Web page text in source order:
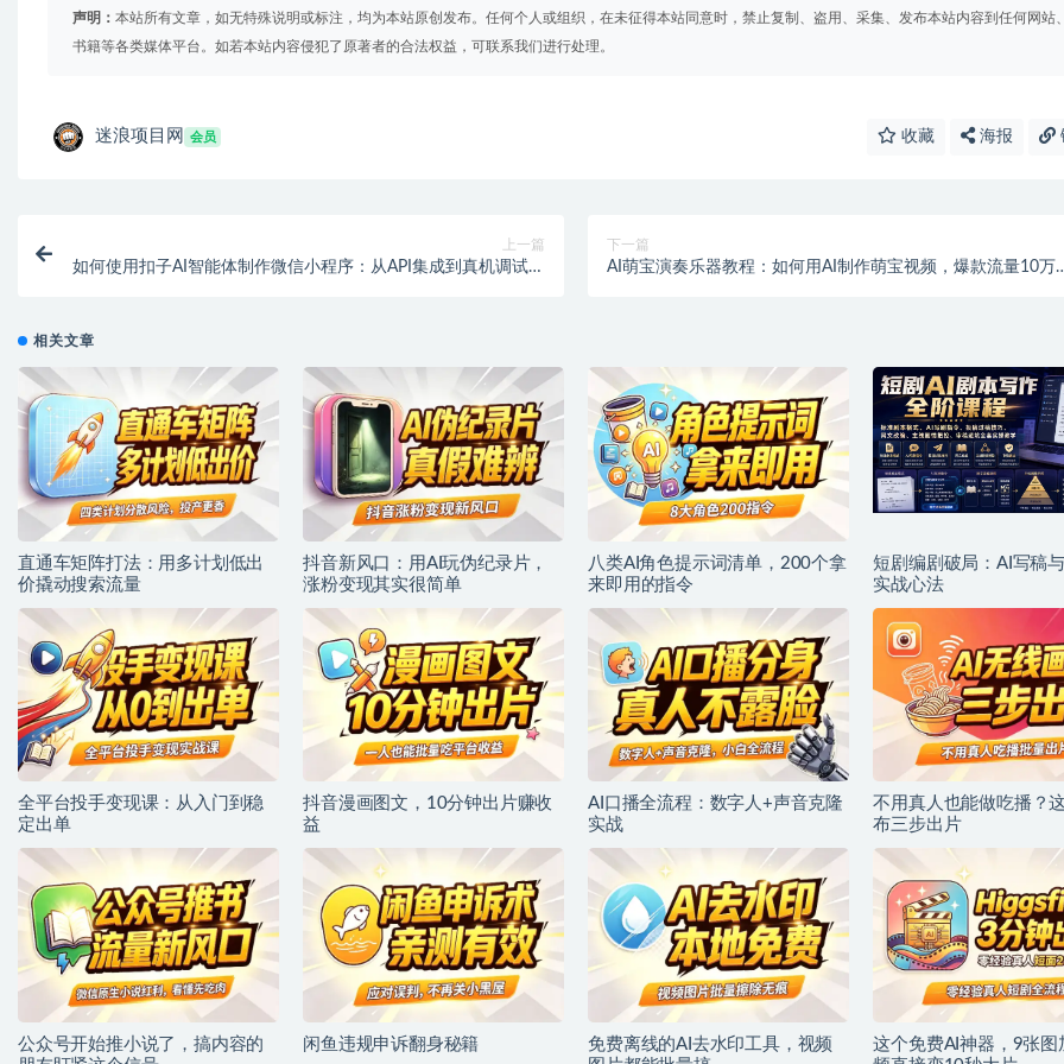
声明： 本站所有文章，如无特殊说明或标注，均为本站原创发布。任何个人或组织，在未征得本站同意时，禁止复制、盗用、采集、发布本站内容到任何网站
书籍等各类媒体平台。如若本站内容侵犯了原著者的合法权益，可联系我们进行处理。
迷浪项目网 会员 收藏 海报
上一篇
如何使用扣子AI智能体制作微信小程序：从API集成到真机调试的
下一篇
AI萌宝演奏乐器教程：如何用AI制作萌宝视频，爆款流量10万
相关文章
直通车矩阵打法：用多计划低出
价撬动搜索流量
抖音新风口：用AI玩伪纪录片，
涨粉变现其实很简单
八类AI角色提示词清单，200个拿
来即用的指令
短剧编剧破局：AI写稿
实战心法
全平台投手变现课：从入门到稳
定出单
抖音漫画图文，10分钟出片赚收
益
AI口播全流程：数字人+声音克隆
实战
不用真人也能做吃播？
布三步出片
公众号开始推小说了，搞内容的
闲鱼违规申诉翻身秘籍
免费离线的AI去水印工具，视频
这个免费AI神器，9张图